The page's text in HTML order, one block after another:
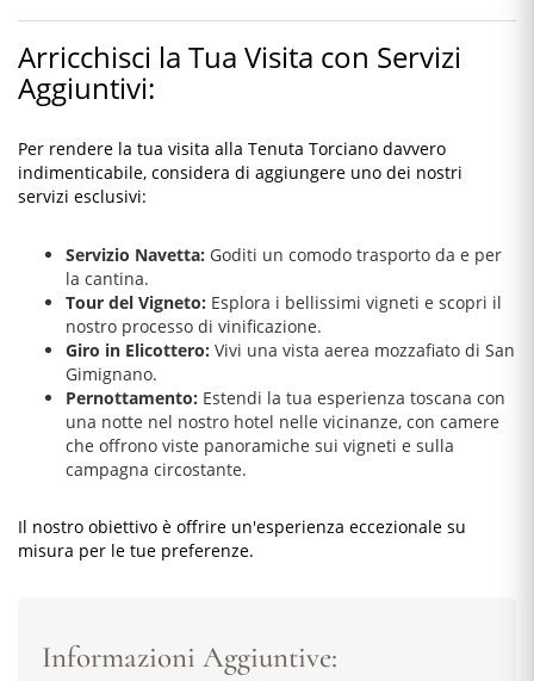
Arricchisci la Tua Visita con Servizi
Aggiuntivi:
Per rendere la tua visita alla Tenuta Torciano davvero
indimenticabile, considera di aggiungere uno dei nostri
servizi esclusivi:
Servizio Navetta: Goditi un comodo trasporto da e per
la cantina.
Tour del Vigneto: Esplora i bellissimi vigneti e scopri il
nostro processo di vinificazione.
Giro in Elicottero: Vivi una vista aerea mozzafiato di San
Gimignano.
Pernottamento: Estendi la tua esperienza toscana con
una notte nel nostro hotel nelle vicinanze, con camere
che offrono viste panoramiche sui vigneti e sulla
campagna circostante.
Il nostro obiettivo è offrire un'esperienza eccezionale su
misura per le tue preferenze.
Informazioni Aggiuntive: